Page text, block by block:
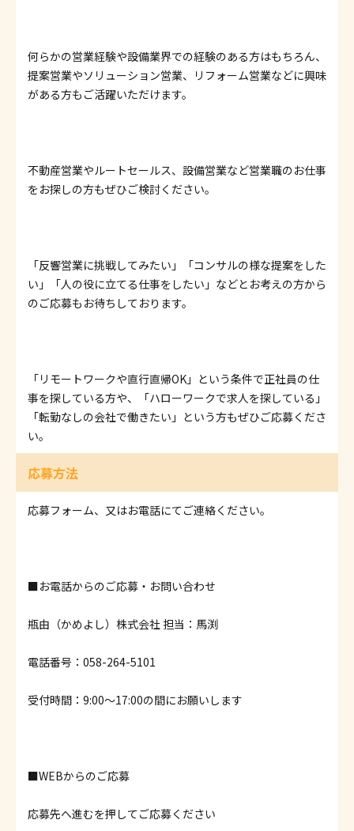
何らかの営業経験や設備業界での経験のある方はもちろん、
提案営業やソリューション営業、リフォーム営業などに興味
がある方もご活躍いただけます。
不動産営業やルートセールス、設備営業など営業職のお仕事
をお探しの方もぜひご検討ください。
「反響営業に挑戦してみたい」「コンサルの様な提案をした
い」「人の役に立てる仕事をしたい」などとお考えの方から
のご応募もお待ちしております。
「リモートワークや直行直帰OK」という条件で正社員の仕
事を探している方や、「ハローワークで求人を探している」
「転勤なしの会社で働きたい」という方もぜひご応募くださ
い。
応募方法
応募フォーム、又はお電話にてご連絡ください。
■お電話からのご応募・お問い合わせ
瓶由（かめよし）株式会社 担当：馬渕
電話番号：058-264-5101
受付時間：9:00～17:00の間にお願いします
■WEBからのご応募
応募先へ進むを押してご応募ください